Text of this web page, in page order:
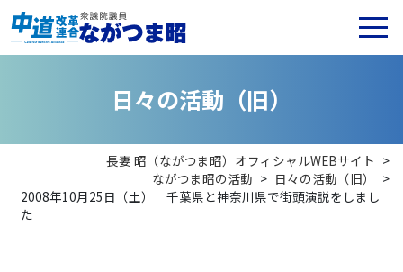
日々の活動 （旧）
長妻 昭（ながつま昭）オフィシャルWEBサイト >
ながつま昭の活動 > 日々の活動（旧）
>
2008年10月25日（土） 千葉県と神奈川県で街頭演説をしまし
た